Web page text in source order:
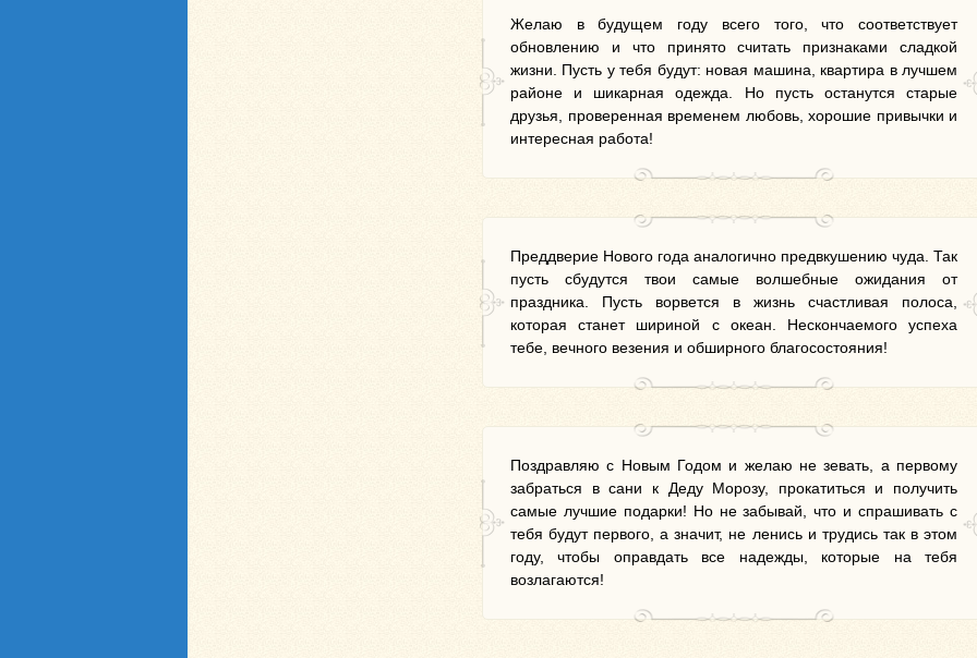
Желаю в будущем году всего того, что соответствует
обновлению и что принято считать признаками сладкой
жизни. Пусть у тебя будут: новая машина, квартира в лучшем
районе и шикарная одежда. Но пусть останутся старые
друзья, проверенная временем любовь, хорошие привычки и
интересная работа!
Преддверие Нового года аналогично предвкушению чуда. Так
пусть сбудутся твои самые волшебные ожидания от
праздника. Пусть ворвется в жизнь счастливая полоса,
которая станет шириной с океан. Нескончаемого успеха
тебе, вечного везения и обширного благосостояния!
Поздравляю с Новым Годом и желаю не зевать, а первому
забраться в сани к Деду Морозу, прокатиться и получить
самые лучшие подарки! Но не забывай, что и спрашивать с
тебя будут первого, а значит, не ленись и трудись так в этом
году, чтобы оправдать все надежды, которые на тебя
возлагаются!